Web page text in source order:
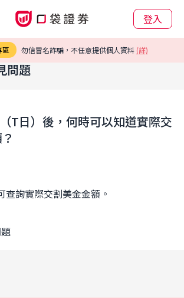
登入
區 勿信冒名詐騙，不任意提供個人資料 (詳)
問題
T日）後，何時可以知道實際交
查詢實際交割美金金額。